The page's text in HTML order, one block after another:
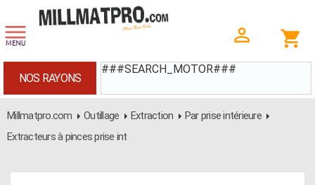
###SEARCH_MOTOR###
NOS RAYONS
Millmatpro.com Outillage Extraction
Par prise intérieure
Extracteurs à pinces prise int